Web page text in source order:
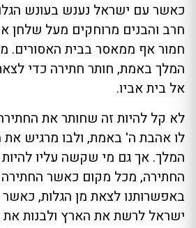
כאשר עם ישראל נענש בעונש
חרב והבנים מרוחקים מעל שלחן
חמור אף ממאסר בבית האסורים.
המלך באמת, חותר חתירה כדי
אל בית אביו.
לא קל להיות זה שחותר את
לו אהבת ה' באמת, ולבו מרגיש
המלך. אך גם מי שקשה עליו
החתירה, מכל מקום כאשר
באפשרותנו לצאת מן הגלות,
ישראל לרשת את הארץ ולבנות